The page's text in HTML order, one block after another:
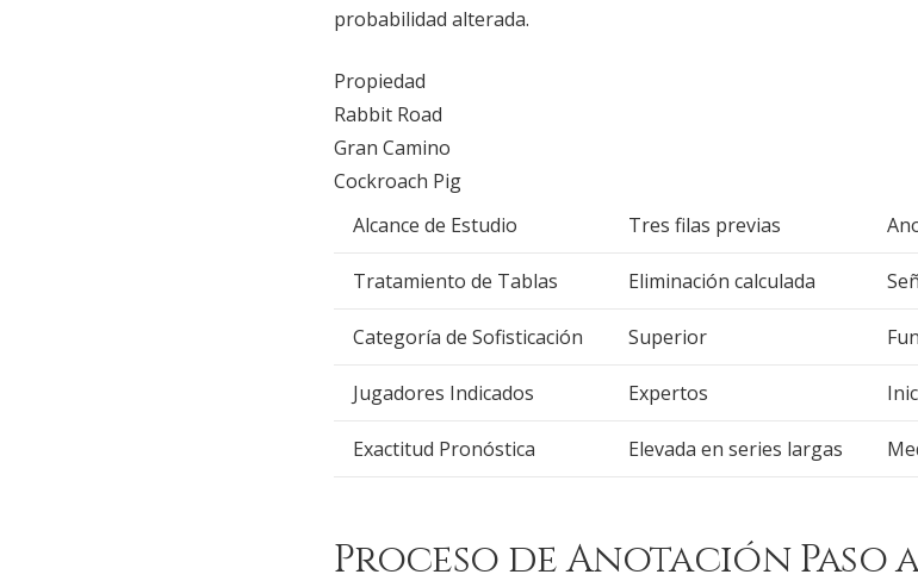
probabilidad alterada.
Propiedad
Rabbit Road
Gran Camino
Cockroach Pig
Alcance de Estudio
Tres filas previas
Tratamiento de Tablas Eliminación calculada
Categoría de Sofisticación Superior
Jugadores Indicados Expertos
Exactitud Pronóstica Elevada en series largas
Proceso de Anotación Paso